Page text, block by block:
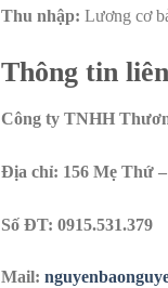
Thu nhập: Lương cơ
Thông tin
Công ty TNHH
Địa chỉ: 156 Mẹ Thứ
Số ĐT: 0915.531.379
Mail: